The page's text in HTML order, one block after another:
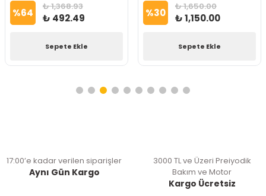
%64 ₺ 1,368.93
₺ 492.49
Sepete Ekle
%30 ₺ 1,650.00
₺ 1,150.00
Sepete Ekle
17:00’e kadar verilen siparişler
Aynı Gün Kargo
3000 TL ve Üzeri Preiyodik
Bakım ve Motor
Kargo Ücretsiz